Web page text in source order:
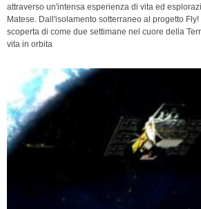
attraverso un'intensa esperienza di vita ed
Matese. Dall'isolamento sotterraneo al progetto
scoperta di come due settimane nel cuore della
vita in orbita